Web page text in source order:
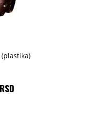
(plastika)